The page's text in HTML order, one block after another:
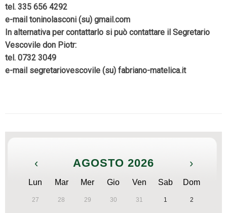
tel. 335 656 4292
e-mail toninolasconi (su) gmail.com
In alternativa per contattarlo si può contattare il Segretario
Vescovile don Piotr:
tel. 0732 3049
e-mail segretariovescovile (su) fabriano-matelica.it
‹ AGOSTO 2026 ›
Lun Mar Mer Gio Ven Sab Dom
27 28 29 30 31 1 2